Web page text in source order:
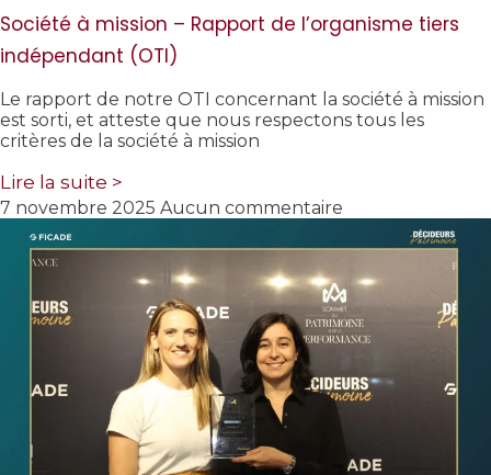
Société à mission – Rapport de l’organisme tiers
indépendant (OTI)
Le rapport de notre OTI concernant la société à mission
est sorti, et atteste que nous respectons tous les
critères de la société à mission
Lire la suite >
7 novembre 2025 Aucun commentaire